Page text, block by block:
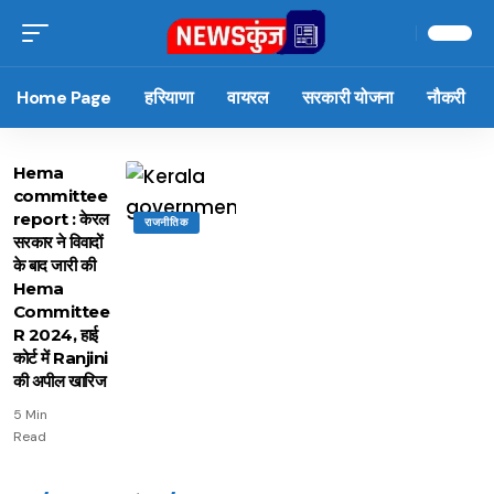
Home Page हरियाणा वायरल सरकारी योजना नौकरी
राजनीतिक
Hema
committee
report : केरल
सरकार ने विवादों
के बाद जारी की
Hema
Committee
R 2024, हाई
कोर्ट में Ranjini
की अपील खारिज
5 Min
Read
15 नवंबर से लागू होंगे